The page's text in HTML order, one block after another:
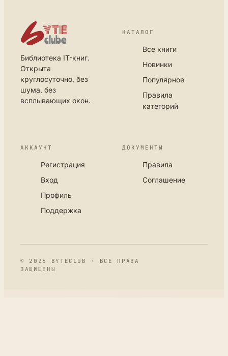
Библиотека IT-книг.
Открыта
круглосуточно, без
шума, без
всплывающих окон.
КАТАЛОГ
Все книги
Новинки
Популярное
Правила
категорий
АККАУНТ
Регистрация
Вход
Профиль
Поддержка
ДОКУМЕНТЫ
Правила
Соглашение
© 2026 BYTECLUB · ВСЕ ПРАВА
ЗАЩИЩЕНЫ